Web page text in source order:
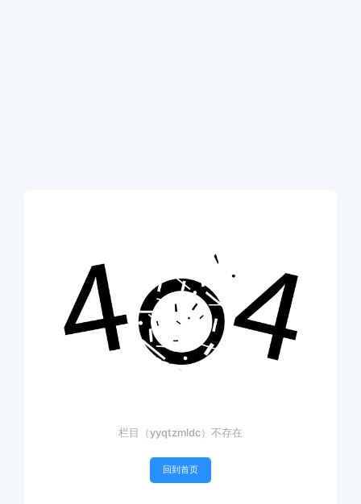
栏目（yyqtzmldc）不存在
回到首页